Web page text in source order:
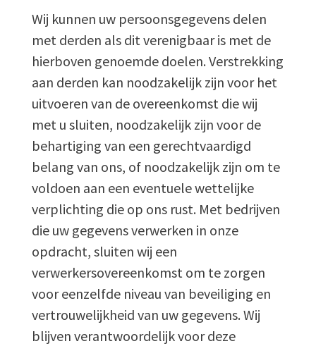
Wij kunnen uw persoonsgegevens delen
met derden als dit verenigbaar is met de
hierboven genoemde doelen. Verstrekking
aan derden kan noodzakelijk zijn voor het
uitvoeren van de overeenkomst die wij
met u sluiten, noodzakelijk zijn voor de
behartiging van een gerechtvaardigd
belang van ons, of noodzakelijk zijn om te
voldoen aan een eventuele wettelijke
verplichting die op ons rust. Met bedrijven
die uw gegevens verwerken in onze
opdracht, sluiten wij een
verwerkersovereenkomst om te zorgen
voor eenzelfde niveau van beveiliging en
vertrouwelijkheid van uw gegevens. Wij
blijven verantwoordelijk voor deze